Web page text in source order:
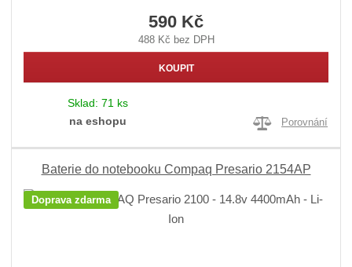
590 Kč
488 Kč bez DPH
KOUPIT
Sklad: 71 ks
na eshopu
Porovnání
Baterie do notebooku Compaq Presario 2154AP
Doprava zdarma